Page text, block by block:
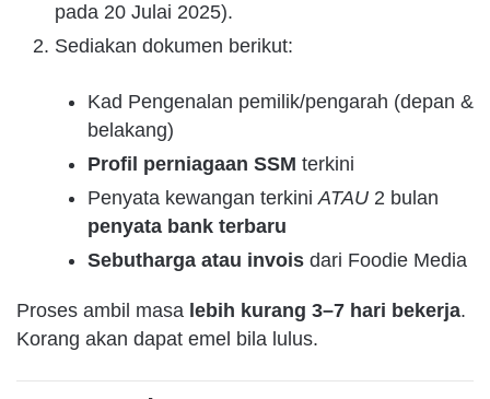
pada 20 Julai 2025).
Sediakan dokumen berikut:
Kad Pengenalan pemilik/pengarah (depan &
belakang)
Profil perniagaan SSM terkini
Penyata kewangan terkiniATAU 2 bulan
penyata bank terbaru
Sebutharga atau invois dari Foodie Media
Proses ambil masa lebih kurang 3–7 hari bekerja.
Korang akan dapat emel bila lulus.